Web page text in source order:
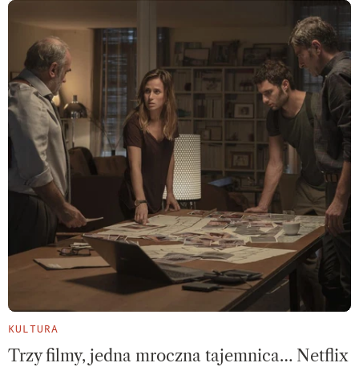
KULTURA
Trzy filmy, jedna mroczna tajemnica… Netflix